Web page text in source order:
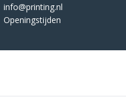
info@printing.nl
Openingstijden